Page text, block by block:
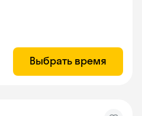
Выбрать время